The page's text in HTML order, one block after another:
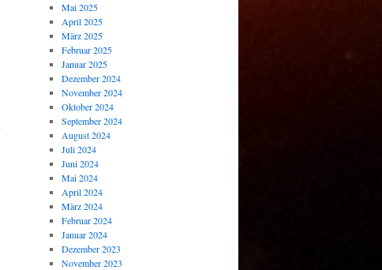
Mai 2025
April 2025
März 2025
Februar 2025
Januar 2025
Dezember 2024
November 2024
Oktober 2024
September 2024
August 2024
Juli 2024
Juni 2024
Mai 2024
April 2024
März 2024
Februar 2024
Januar 2024
Dezember 2023
November 2023